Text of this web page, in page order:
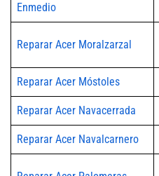
Enmedio
Reparar Acer Moralzarzal
Reparar Acer Móstoles
Reparar Acer Navacerrada
Reparar Acer Navalcarnero